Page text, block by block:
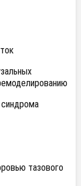
синдрома
тазового